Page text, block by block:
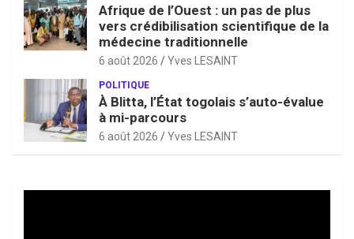
Afrique de l’Ouest : un pas de plus
vers crédibilisation scientifique de la
médecine traditionnelle
6 août 2026 Yves LESAINT
POLITIQUE
À Blitta, l’État togolais s’auto-évalue
à mi-parcours
6 août 2026 Yves LESAINT